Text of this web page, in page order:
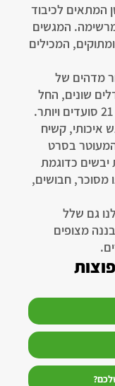
המתאים לכיבוד
המגשים
המכילים
מדהים של
שונים, החל
איכותי, קשיח
בסרט
כדוגמת
מסוכר, חבושים,
גם שלל
מצופים